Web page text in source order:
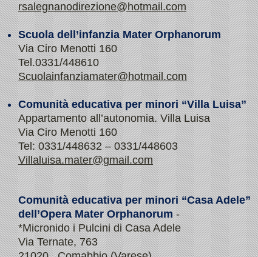
rsalegnanodirezione@hotmail.com
Scuola dell’infanzia Mater Orphanorum
Via Ciro Menotti 160
Tel.0331/448610
Scuolainfanziamater@hotmail.com
Comunità educativa per minori “Villa Luisa”
Appartamento all’autonomia. Villa Luisa
Via Ciro Menotti 160
Tel: 0331/448632 – 0331/448603
Villaluisa.mater@gmail.com
Comunità educativa per minori “Casa Adele”
dell’Opera Mater Orphanorum-
*Micronido i Pulcini di Casa Adele
Via Ternate, 763